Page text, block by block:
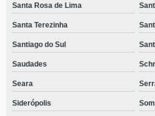
Santa Rosa de Lima
Santa Terezinha
Santiago do Sul
Saudades
Seara
Siderópolis